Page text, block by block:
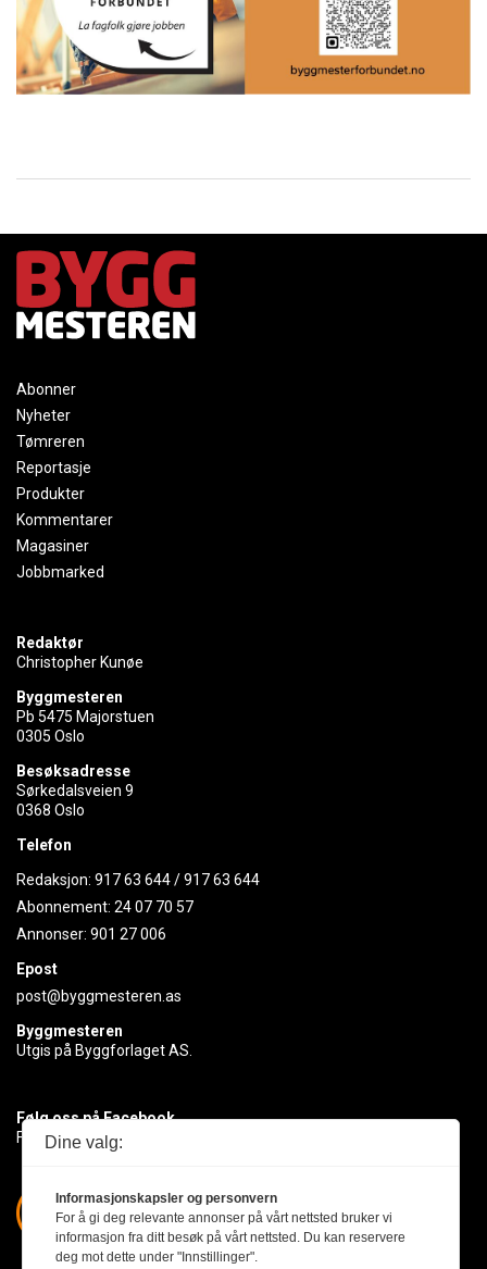
Abonner
Nyheter
Tømreren
Reportasje
Produkter
Kommentarer
Magasiner
Jobbmarked
Redaktør
Christopher Kunøe
Byggmesteren
Pb 5475 Majorstuen
0305 Oslo
Besøksadresse
Sørkedalsveien 9
0368 Oslo
Telefon
Redaksjon: 917 63 644/917 63 644
Abonnement: 24 07 70 57
Annonser: 901 27 006
Epost
post@byggmesteren.as
Byggmesteren
Utgis på Byggforlaget AS.
Følg oss på Facebook
Få med deg det siste innen byggebransjen
Dine valg:
Informasjonskapsler og personvern
For å gi deg relevante annonser på vårt nettsted bruker vi
informasjon fra ditt besøk på vårt nettsted. Du kan reservere
deg mot dette under "Innstillinger".